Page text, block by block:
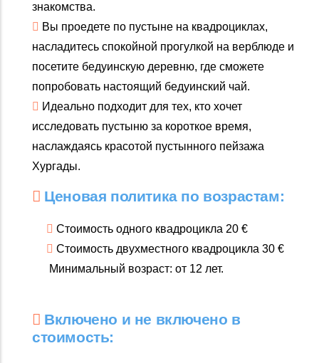
знакомства.
Вы проедете по пустыне на квадроциклах,
насладитесь спокойной прогулкой на верблюде и
посетите бедуинскую деревню, где сможете
попробовать настоящий бедуинский чай.
Идеально подходит для тех, кто хочет
исследовать пустыню за короткое время,
наслаждаясь красотой пустынного пейзажа
Хургады.
Ценовая политика по возрастам:
Стоимость одного квадроцикла 20 €
Стоимость двухместного квадроцикла 30 €
Минимальный возраст: от 12 лет.
Включено и не включено в
стоимость: